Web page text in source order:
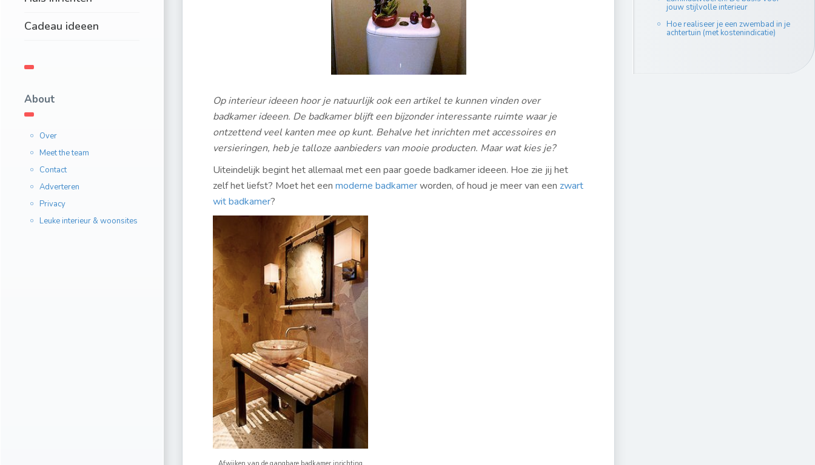
Cadeau ideeen
About
Over
Meet the team
Contact
Adverteren
Privacy
Leuke interieur & woonsites
Op interieur ideeen hoor je natuurlijk ook een artikel te kunnen vinden over
badkamer ideeen. De badkamer blijft een bijzonder interessante ruimte waar je
ontzettend veel kanten mee op kunt. Behalve het inrichten met accessoires en
versieringen, heb je talloze aanbieders van mooie producten. Maar wat kies je?
Uiteindelijk begint het allemaal met een paar goede badkamer ideeen. Hoe zie jij het
zelf het liefst? Moet het een moderne badkamerworden, of houd je meer van een zwart
wit badkamer?
jouw stijlvolle interieur
Hoe realiseer je een zwembad in je
achtertuin (met kostenindicatie)